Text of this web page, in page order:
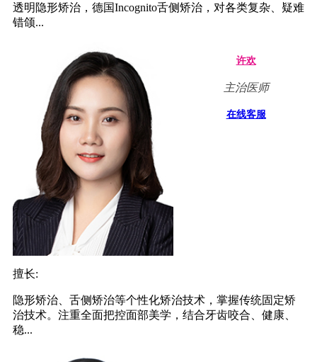
透明隐形矫治，德国Incognito舌侧矫治，对各类复杂、疑难
错颌...
许欢
主治医师
在线客服
擅长:
隐形矫治、舌侧矫治等个性化矫治技术，掌握传统固定矫
治技术。注重全面把控面部美学，结合牙齿咬合、健康、
稳...